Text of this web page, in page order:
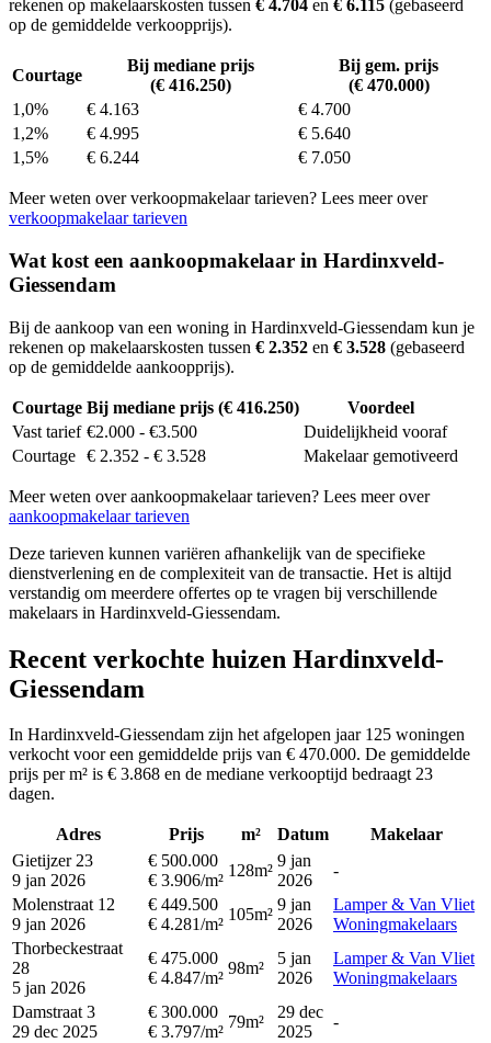
rekenen op makelaarskosten tussen € 4.704 en € 6.115 (gebaseerd
op de gemiddelde verkoopprijs).
Courtage
Bij mediane prijs
(€ 416.250)
Bij gem. prijs
(€ 470.000)
1,0%
€ 4.163
€ 4.700
1,2%
€ 4.995
€ 5.640
1,5%
€ 6.244 € 7.050
Meer weten over verkoopmakelaar tarieven? Lees meer over
verkoopmakelaar tarieven
Wat kost een aankoopmakelaar in Hardinxveld-
Giessendam
Bij de aankoop van een woning in Hardinxveld-Giessendam kun je
rekenen op makelaarskosten tussen € 2.352 en € 3.528 (gebaseerd
op de gemiddelde aankoopprijs).
Courtage Bij mediane prijs (€ 416.250)
Voordeel
Vast tarief €2.000 - €3.500
Duidelijkheid vooraf
Courtage € 2.352 - € 3.528 Makelaar gemotiveerd
Meer weten over aankoopmakelaar tarieven? Lees meer over
aankoopmakelaar tarieven
Deze tarieven kunnen variëren afhankelijk van de specifieke
dienstverlening en de complexiteit van de transactie. Het is altijd
verstandig om meerdere offertes op te vragen bij verschillende
makelaars in Hardinxveld-Giessendam.
Recent verkochte huizen Hardinxveld-
Giessendam
In Hardinxveld-Giessendam zijn het afgelopen jaar 125 woningen
verkocht voor een gemiddelde prijs van € 470.000. De gemiddelde
prijs per m² is € 3.868 en de mediane verkooptijd bedraagt 23
dagen.
Adres Prijs m² Datum
Makelaar
Gietijzer 23
9 jan 2026
€ 500.000
€ 3.906/m²
128m²
9 jan
2026
-
Molenstraat 12
9 jan 2026
€ 449.500
€ 4.281/m²
105m²
9 jan
2026
Lamper & Van Vliet
Woningmakelaars
Thorbeckestraat
28
5 jan 2026
€ 475.000
€ 4.847/m²
98m²
5 jan
2026
Lamper & Van Vliet
Woningmakelaars
Damstraat 3
29 dec 2025
€ 300.000
€ 3.797/m²
79m²
29 dec
2025
-